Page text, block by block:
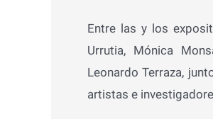
Entre las y los
Urrutia, Mónica
Leonardo Terraza,
artistas e